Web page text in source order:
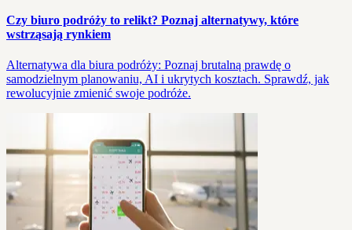
Czy biuro podróży to relikt? Poznaj alternatywy, które
wstrząsają rynkiem
Alternatywa dla biura podróży: Poznaj brutalną prawdę o
samodzielnym planowaniu, AI i ukrytych kosztach. Sprawdź, jak
rewolucyjnie zmienić swoje podróże.